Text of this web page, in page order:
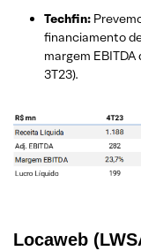
Techfin:
financiamento
margem EBITDA
3T23).
Locaweb